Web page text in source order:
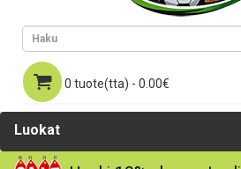
0 tuote(tta) - 0.00€
Luokat